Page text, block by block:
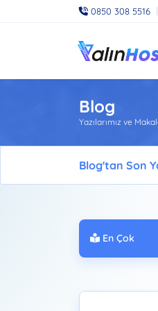
0850 308 5516
Blog
Yazılarımız ve
Blog'tan Son
En Çok